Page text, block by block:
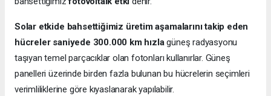
Solar etkide bahsettiğimiz üretim aşamalarını takip eden
hücreler saniyede 300.000 km hızlagüneş radyasyonu
taşıyan temel parçacıklar olan fotonları kullanırlar. Güneş
panelleri üzerinde birden fazla bulunan bu hücrelerin seçimleri
verimliliklerine göre kıyaslanarak yapılabilir.